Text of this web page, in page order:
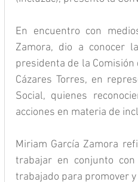
En encuentro con
Zamora, dio a conocer
presidenta de la Comisión
Cázares Torres, en
Social, quienes
acciones en materia de
Miriam García Zamora
trabajar en conjunto
trabajado para promover